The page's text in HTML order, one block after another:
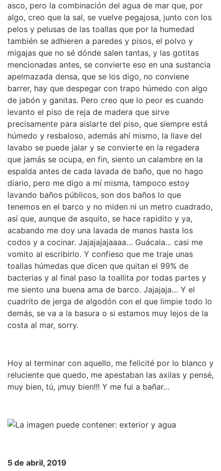
asco, pero la combinación del agua de mar que, por
algo, creo que la sal, se vuelve pegajosa, junto con los
pelos y pelusas de las toallas que por la humedad
también se adhieren a paredes y pisos, el polvo y
migajas que no sé dónde salen tantas, y las gotitas
mencionadas antes, se convierte eso en una sustancia
apelmazada densa, que se los digo, no conviene
barrer, hay que despegar con trapo húmedo con algo
de jabón y ganitas. Pero creo que lo peor es cuando
levanto el piso de reja de madera que sirve
precisamente para aislarte del piso, que siempre está
húmedo y resbaloso, además ahí mismo, la llave del
lavabo se puede jalar y se convierte en la regadera
que jamás se ocupa, en fin, siento un calambre en la
espalda antes de cada lavada de baño, que no hago
diario, pero me digo a mí misma, tampoco estoy
lavando baños públicos, son dos baños lo que
tenemos en el barco y no miden ni un metro cuadrado,
así que, aunque de asquito, se hace rapidito y ya,
acabando me doy una lavada de manos hasta los
codos y a cocinar. Jajajajajaaaa… Guácala… casi me
vomito al escribirlo. Y confieso que me traje unas
toallas húmedas que dicen que quitan el 99% de
bacterias y al final paso la toallita por todas partes y
me siento una buena ama de barco. Jajajaja… Y el
cuadrito de jerga de algodón con el que limpie todo lo
demás, se va a la basura o si estamos muy lejos de la
costa al mar, sorry.
Hoy al terminar con aquello, me felicité por lo blanco y
reluciente que quedo, me apestaban las axilas y pensé,
muy bien, tú, ¡muy bien!!! Y me fui a bañar…
5 de abril, 2019